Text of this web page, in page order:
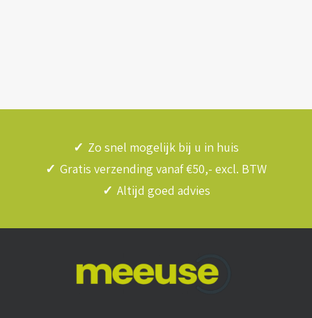
✓ Zo snel mogelijk bij u in huis
✓ Gratis verzending vanaf €50,- excl. BTW
✓ Altijd goed advies